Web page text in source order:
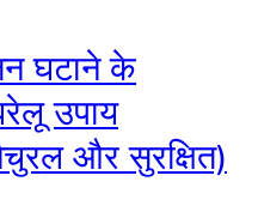
घटाने के
उपाय
और सुरक्षित)